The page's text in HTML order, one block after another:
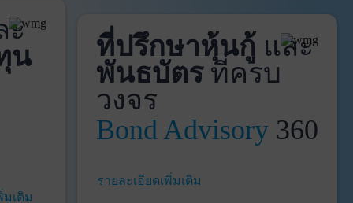
ะ
น
มเติม
ที่ปรึกษาหุ้นกู้ และ
พันธบัตรที่ครบ
วงจร
Bond Advisory360
รายละเอียดเพิ่มเติม